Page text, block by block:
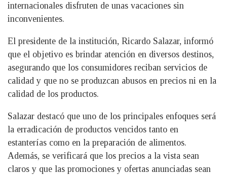
internacionales disfruten de unas vacaciones sin
inconvenientes.
El presidente de la institución, Ricardo Salazar, informó
que el objetivo es brindar atención en diversos destinos,
asegurando que los consumidores reciban servicios de
calidad y que no se produzcan abusos en precios ni en la
calidad de los productos.
Salazar destacó que uno de los principales enfoques será
la erradicación de productos vencidos tanto en
estanterías como en la preparación de alimentos.
Además, se verificará que los precios a la vista sean
claros y que las promociones y ofertas anunciadas sean